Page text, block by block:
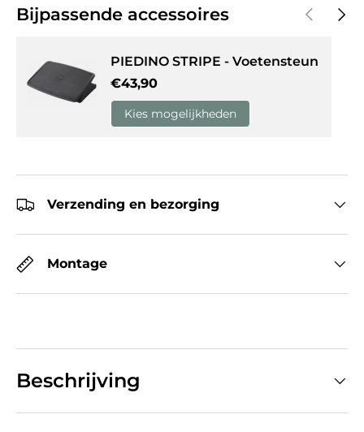
Bijpassende accessoires Vorige
PIEDINO STRIPE - Voetensteun
Reguliere prijs
€43,90
Kies mogelijkheden
Verzending en bezorging
Montage
Beschrijving